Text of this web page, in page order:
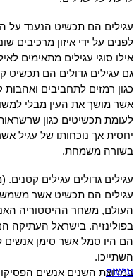
עגילים הם תכשיט הנענד על
לפנים על ידי איזון מרכיבים
אילו סוגי עגילים מתאימים
גם עגילים גדולים הם תכשיט
כגון רמזים לתחביבים
אשר מושך את העין מבלי
לעומת תכשיטים כגון
יחסית אך נוכחותו של עגיל
בשורה משמחת.
עגילים גדולים עגילים
עגילים הם תכשיט אשר משמש
העולם, משחר ההיסטוריה
בפולינזיה. בישראל העתיקה
הם היו סמל אשר סימן אנשים
השתייכו.
במרוצת השנים אנשים
נגישות